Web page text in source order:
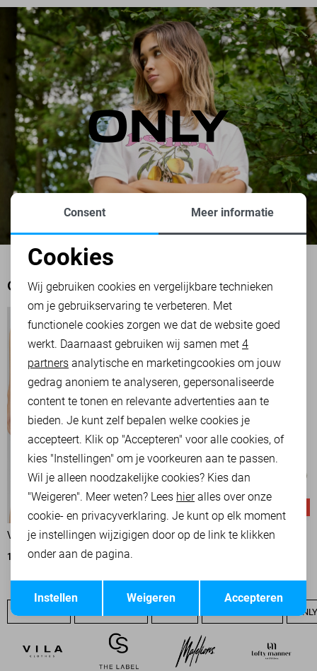
OOK HET BEKIJKEN WAARD
VERO MODA KORTE BROEK
13,50 26,99
ONLY KORTE BROEK
Noodzakelijke cookies
Personalisatie cookies
Analytische cookies
Marketing cookies
Terug Opslaan
Consent Meer informatie
Cookies
Wij gebruiken cookies en vergelijkbare technieken
om je gebruikservaring te verbeteren. Met
functionele cookies zorgen we dat de website goed
werkt. Daarnaast gebruiken wij samen met 4
partners analytische en marketingcookies om jouw
gedrag anoniem te analyseren, gepersonaliseerde
content te tonen en relevante advertenties aan te
bieden. Je kunt zelf bepalen welke cookies je
accepteert. Klik op "Accepteren" voor alle cookies, of
kies "Instellingen" om je voorkeuren aan te passen.
Wil je alleen noodzakelijke cookies? Kies dan
"Weigeren". Meer weten? Lees hieralles over onze
cookie- en privacyverklaring. Je kunt op elk moment
je instellingen wijzigigen door op de link te klikken
onder aan de pagina.
Accepteren
Weigeren
Instellen